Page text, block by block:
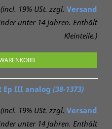
(incl. 19% USt. zzgl. Versand
unter 14 Jahren. Enthält
Kleinteile.)
Ep III analog (38-1373)
(incl. 19% USt. zzgl. Versand
unter 14 Jahren. Enthält